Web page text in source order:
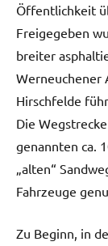
Öffentlichkeit
Freigegeben
breiter
Werneuchener
Hirschfelde
Die
genannten ca.
„alten“
Fahrzeuge
Zu Beginn, in